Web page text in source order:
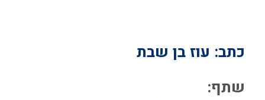
כתב: עוז בן שבת
שתף: